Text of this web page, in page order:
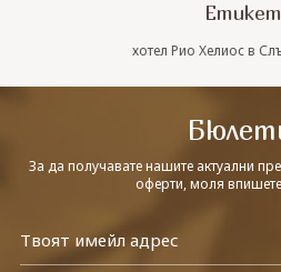
хотел Рио Хелиос в
За да получавате нашите актуални
оферти, моля